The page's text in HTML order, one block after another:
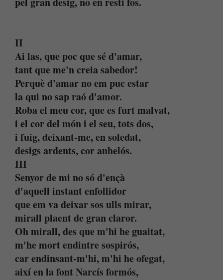
II
Ai las, que poc que sé d'amar,
tant que me'n creia sabedor!
Perquè d'amar no em puc estar
la qui no sap raó d'amor.
Roba el meu cor, que es furt malvat,
i el cor del món i el seu, tots dos,
i fuig, deixant-me, en soledat,
desigs ardents, cor anhelós.
III
Senyor de mi no só d'ençà
d'aquell instant enfollidor
que em va deixar sos ulls mirar,
mirall plaent de gran claror.
Oh mirall, des que m'hi he guaitat,
m'he mort endintre sospirós,
car endinsant-m'hi, m'hi he ofegat,
així en la font Narcís formós,